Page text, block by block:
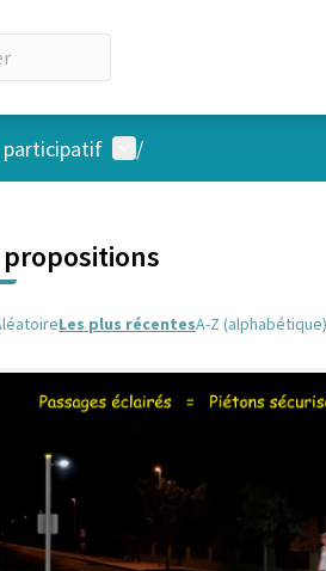
participatif Menu utilisateur
/
propositions
Les plus récentesA-Z (alphabétique)